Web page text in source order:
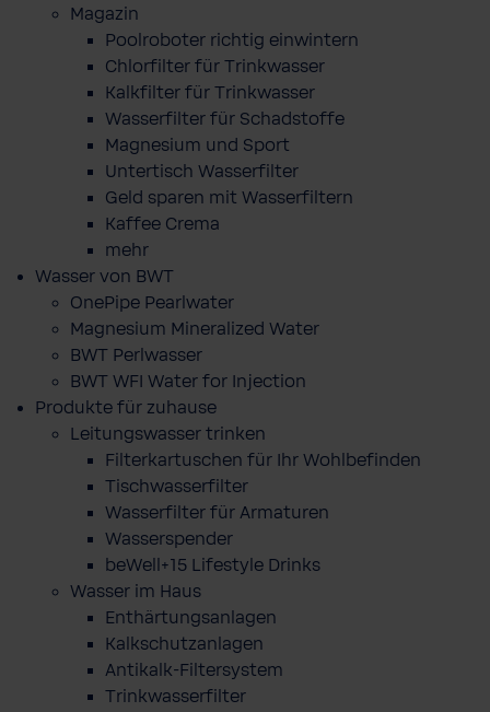
Magazin
Poolroboter richtig einwintern
Chlorfilter für Trinkwasser
Kalkfilter für Trinkwasser
Wasserfilter für Schadstoffe
Magnesium und Sport
Untertisch Wasserfilter
Geld sparen mit Wasserfiltern
Kaffee Crema
mehr
Wasser von BWT
OnePipe Pearlwater
Magnesium Mineralized Water
BWT Perlwasser
BWT WFI Water for Injection
Produkte für zuhause
Leitungswasser trinken
Filterkartuschen für Ihr Wohlbefinden
Tischwasserfilter
Wasserfilter für Armaturen
Wasserspender
beWell+15 Lifestyle Drinks
Wasser im Haus
Enthärtungsanlagen
Kalkschutzanlagen
Antikalk-Filtersystem
Trinkwasserfilter